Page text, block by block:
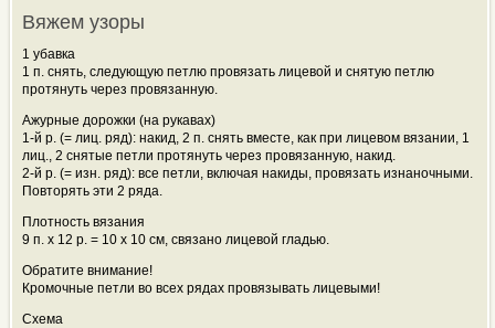
Вяжем узоры
1 убавка
1 п. снять, следующую петлю провязать лицевой и снятую петлю
протянуть через провязанную.
Ажурные дорожки (на рукавах)
1-й р. (= лиц. ряд): накид, 2 п. снять вместе, как при лицевом вязании, 1
лиц., 2 снятые петли протянуть через провязанную, накид.
2-й р. (= изн. ряд): все петли, включая накиды, провязать изнаночными.
Повторять эти 2 ряда.
Плотность вязания
9 п. х 12 р. = 10 х 10 см, связано лицевой гладью.
Обратите внимание!
Кромочные петли во всех рядах провязывать лицевыми!
Схема